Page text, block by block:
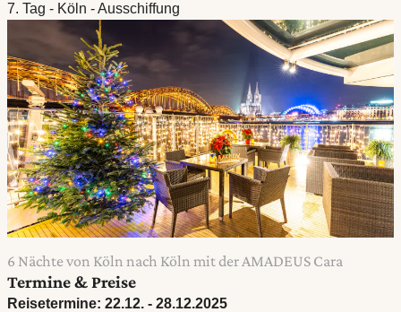
7. Tag - Köln - Ausschiffung
6 Nächte von Köln nach Köln mit der AMADEUS Cara
Termine & Preise
Reisetermine: 22.12. - 28.12.2025